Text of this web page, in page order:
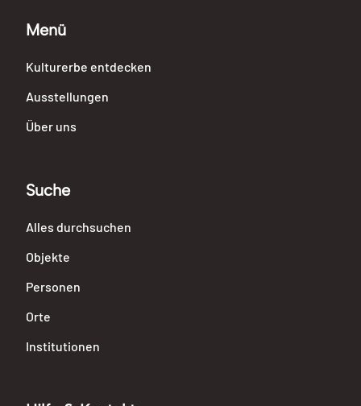
Menü
Kulturerbe entdecken
Ausstellungen
Über uns
Suche
Alles durchsuchen
Objekte
Personen
Orte
Institutionen